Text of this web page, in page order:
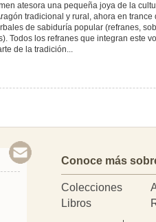
atesora una pequeña joya de la
tradicional y rural, ahora en
de sabiduría popular (refranes,
Todos los refranes que integran este
de la tradición...
Conoce más
Colecciones
Libros